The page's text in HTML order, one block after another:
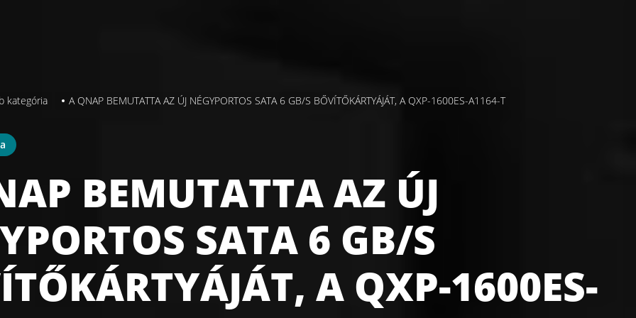
kategória A QNAP BEMUTATTA AZ ÚJ NÉGYPORTOS SATA 6 GB/S BŐVÍTŐKÁRTYÁJÁT, A QXP-1600ES-A1164-T
BEMUTATTA AZ ÚJ
SATA 6 GB/S
A QXP-1600ES-